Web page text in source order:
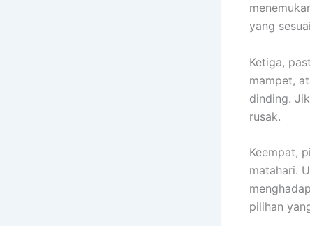
yang
Ketiga,
mampet,
dinding.
rusak.
Keempat,
matahari.
pilihan